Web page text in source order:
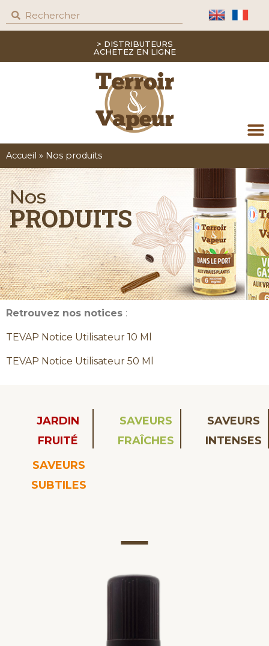
> DISTRIBUTEURS
ACHETEZ EN LIGNE
Accueil » Nos produits
Nos
PRODUITS
Retrouvez nos notices :
TEVAP Notice Utilisateur 10 Ml
TEVAP Notice Utilisateur 50 Ml
JARDIN
FRUITÉ
SAVEURS
FRAÎCHES
SAVEURS
INTENSES
SAVEURS
SUBTILES